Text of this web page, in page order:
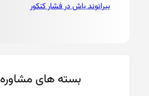
بیرانوند باش در فشار کنکور
بسته های مشاوره